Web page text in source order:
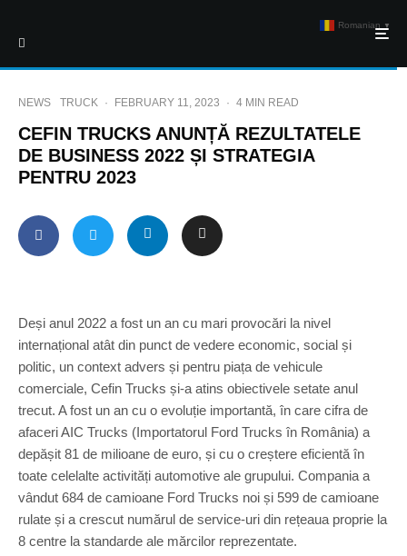
NEWS TRUCK · FEBRUARY 11, 2023 · 4 MIN READ
CEFIN TRUCKS ANUNȚĂ REZULTATELE
DE BUSINESS 2022 ȘI STRATEGIA
PENTRU 2023
Deși anul 2022 a fost un an cu mari provocări la nivel
internațional atât din punct de vedere economic, social și
politic, un context advers și pentru piața de vehicule
comerciale, Cefin Trucks și-a atins obiectivele setate anul
trecut. A fost un an cu o evoluție importantă, în care cifra de
afaceri AIC Trucks (Importatorul Ford Trucks în România) a
depășit 81 de milioane de euro, și cu o creștere eficientă în
toate celelalte activități automotive ale grupului. Compania a
vândut 684 de camioane Ford Trucks noi și 599 de camioane
rulate și a crescut numărul de service-uri din rețeaua proprie la
8 centre la standarde ale mărcilor reprezentate.
Romanian ▼